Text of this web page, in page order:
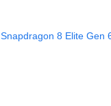
Snapdragon 8 Elite Gen